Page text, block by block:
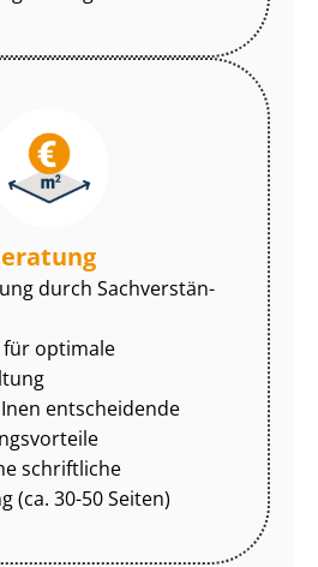
durch Sach­ver­stän­
für optimale
entscheidende
schriftliche
(ca. 30-50 Seiten)